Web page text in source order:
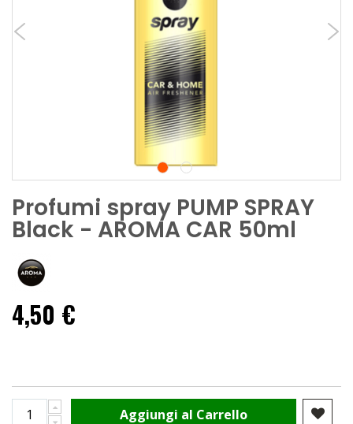
Profumi spray PUMP SPRAY
Black - AROMA CAR 50ml
4,50 €
Aggiungi al Carrello